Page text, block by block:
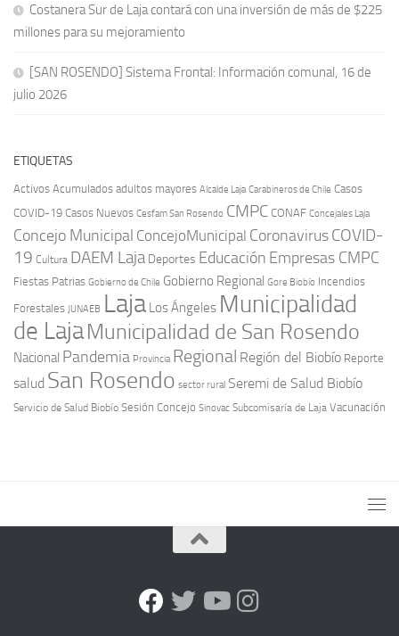
Costanera Sur de Laja contará con una inversión de más de $225
millones para su mejoramiento
[SAN ROSENDO] Sistema Frontal: Información comunal, 16 de
julio 2026
ETIQUETAS
Activos Acumulados adultos mayores Alcalde Laja Carabineros de Chile Casos
COVID-19 Casos Nuevos Cesfam San Rosendo CMPC CONAF Concejales Laja
Concejo Municipal ConcejoMunicipal CoronavirusCOVID-
19 Cultura DAEM Laja Deportes Educación Empresas CMPC
Fiestas Patrias Gobierno de Chile Gobierno Regional Gore Biobío Incendios
Forestales JUNAEB Laja Los Ángeles Municipalidad
de LajaMunicipalidad de San Rosendo
Nacional Pandemia Provincia Regional Región del Biobío Reporte
salud San Rosendo sector rural Seremi de Salud Biobío
Servicio de Salud Biobío Sesión Concejo Sinovac Subcomisaría de Laja Vacunación